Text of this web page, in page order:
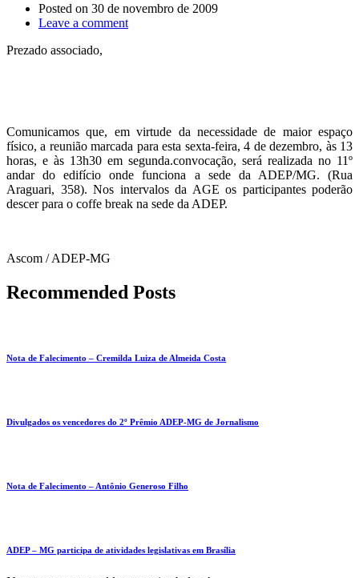
Posted on 30 de novembro de 2009
Leave a comment
Prezado associado,
Comunicamos que, em virtude da necessidade de maior espaço
físico, a reunião marcada para esta sexta-feira, 4 de dezembro, às 13
horas, e às 13h30 em segunda.convocação, será realizada no 11º
andar do edifício onde funciona a sede da ADEP/MG. (Rua
Araguari, 358). Nos intervalos da AGE os participantes poderão
descer para o coffe break na sede da ADEP.
Ascom / ADEP-MG
Recommended Posts
Nota de Falecimento – Cremilda Luiza de Almeida Costa
Divulgados os vencedores do 2º Prêmio ADEP-MG de Jornalismo
Nota de Falecimento – Antônio Generoso Filho
ADEP – MG participa de atividades legislativas em Brasília